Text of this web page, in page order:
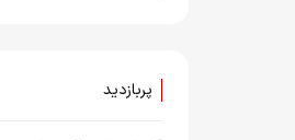
پربازدید